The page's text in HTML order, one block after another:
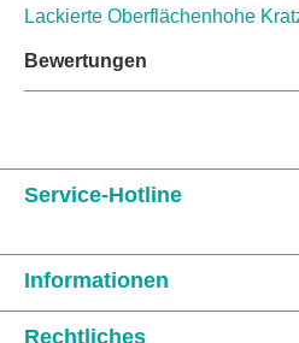
Lackierte Oberflächenhohe
Bewertungen
Service-Hotline
Informationen
Rechtliches